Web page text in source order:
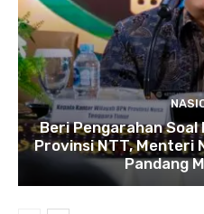
Beri Pengarahan Soal
Provinsi NTT, Menteri
Pandang